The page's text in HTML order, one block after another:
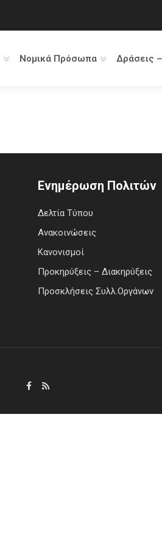
Νομικά Πρόσωπα Δράσεις
Ενημέρωση Πολιτών
Δελτία Τύπου
Ανακοινώσεις
Κανονισμοί
Προκηρύξεις – Διακηρύξεις
Προσκλήσεις Συλλ.Οργάνων